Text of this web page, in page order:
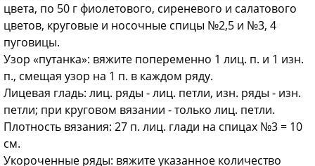
цвета, по 50 г фиолетового, сиреневого и салатового
цветов, круговые и носочные спицы №2,5 и №3, 4
пуговицы.
Узор «путанка»: вяжите попеременно 1 лиц. п. и 1 изн.
п., смещая узор на 1 п. в каждом ряду.
Лицевая гладь: лиц. ряды - лиц. петли, изн. ряды - изн.
петли; при круговом вяза­нии - только лиц. петли.
Плотность вязания: 27 п. лиц. глади на спицах №3 = 10
см.
Укороченные ряды: вяжите указанное количество